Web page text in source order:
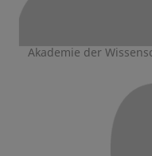
Akademie der